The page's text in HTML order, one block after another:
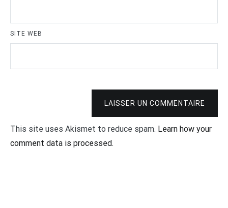
SITE WEB
LAISSER UN COMMENTAIRE
This site uses Akismet to reduce spam. Learn how your
comment data is processed.